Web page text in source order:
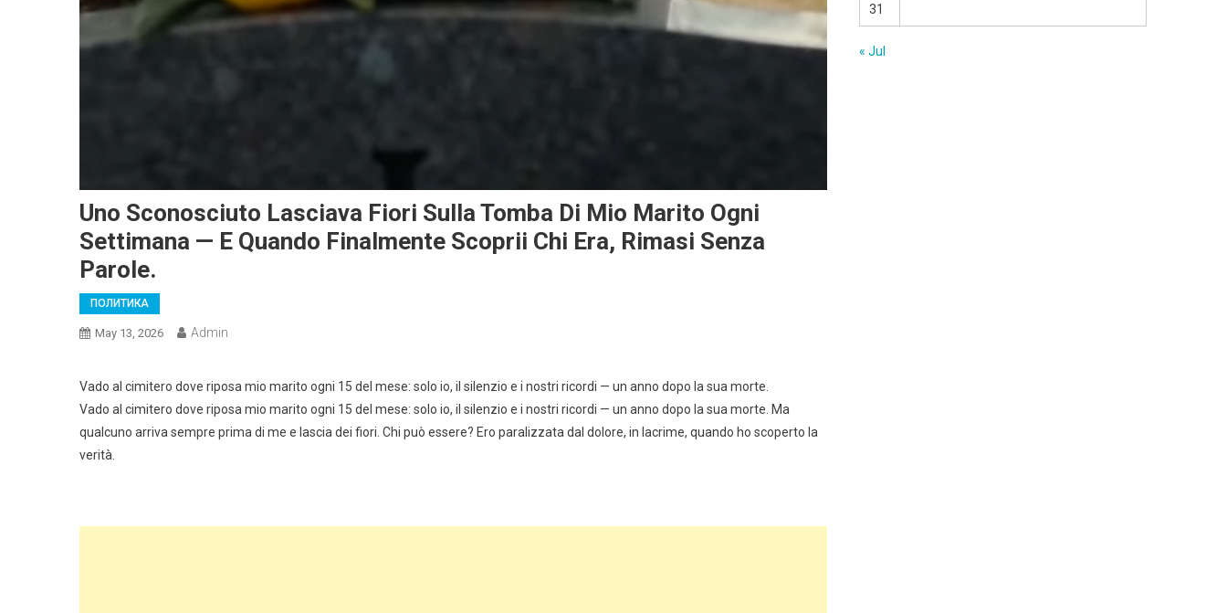
Uno Sconosciuto Lasciava Fiori Sulla Tomba Di Mio Marito Ogni
Settimana — E Quando Finalmente Scoprii Chi Era, Rimasi Senza
Parole.
ПОЛИТИКА
May 13, 2026 Admin
Vado al cimitero dove riposa mio marito ogni 15 del mese: solo io, il silenzio e i nostri ricordi — un anno dopo la sua morte.
Vado al cimitero dove riposa mio marito ogni 15 del mese: solo io, il silenzio e i nostri ricordi — un anno dopo la sua morte. Ma
qualcuno arriva sempre prima di me e lascia dei fiori. Chi può essere? Ero paralizzata dal dolore, in lacrime, quando ho scoperto la
verità.
31
« Jul